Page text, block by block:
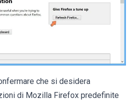
che si desidera
di Mozilla Firefox predefinite